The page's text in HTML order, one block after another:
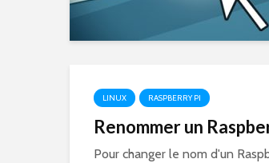
LINUX RASPBERRY PI
Renommer un
Pour changer le nom d'un